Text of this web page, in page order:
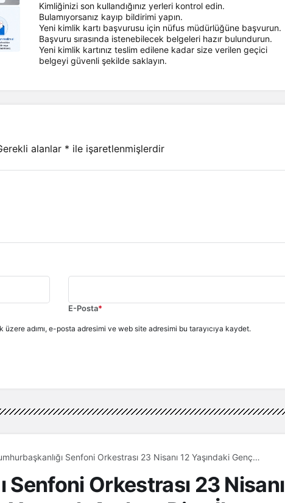
Kimliğinizi son kullandığınız yerleri kontrol edin.
Bulamıyorsanız kayıp bildirimi yapın.
Yeni kimlik kartı başvurusu için nüfus müdürlüğüne başvurun.
Başvuru sırasında istenebilecek belgeleri hazır bulundurun.
Yeni kimlik kartınız teslim edilene kadar size verilen geçici
belgeyi güvenli şekilde saklayın.
alanlar * ile işaretlenmişlerdir
E-Posta*
üzere adımı, e-posta adresimi ve web site adresimi bu tarayıcıya kaydet.
Senfoni Orkestrası 23 Nisanı 12 Yaşındaki Genç
Senfoni Orkestrası 23 Nisanı